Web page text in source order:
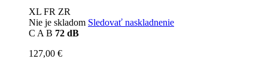
XL FR ZR
Nie je skladom Sledovať naskladnenie
C A B 72 dB
127,00 €